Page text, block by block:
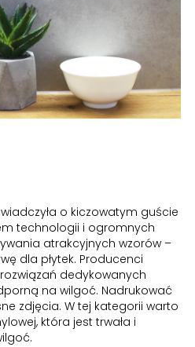
o kiczowatym guście
technologii i ogromnych
atrakcyjnych wzorów –
dla płytek. Producenci
dedykowanych
na wilgoć. Nadrukować
zdjęcia. W tej kategorii warto
która jest trwała i